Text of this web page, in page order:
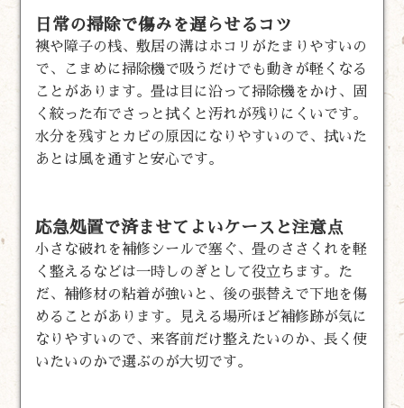
日常の掃除で傷みを遅らせるコツ
襖や障子の桟、敷居の溝はホコリがたまりやすいの
で、こまめに掃除機で吸うだけでも動きが軽くなる
ことがあります。畳は目に沿って掃除機をかけ、固
く絞った布でさっと拭くと汚れが残りにくいです。
水分を残すとカビの原因になりやすいので、拭いた
あとは風を通すと安心です。
応急処置で済ませてよいケースと注意点
小さな破れを補修シールで塞ぐ、畳のささくれを軽
く整えるなどは一時しのぎとして役立ちます。た
だ、補修材の粘着が強いと、後の張替えで下地を傷
めることがあります。見える場所ほど補修跡が気に
なりやすいので、来客前だけ整えたいのか、長く使
いたいのかで選ぶのが大切です。